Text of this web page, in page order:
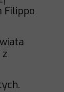
Filippo